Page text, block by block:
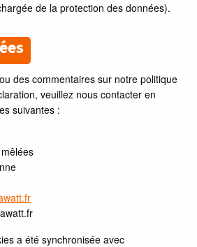
de la protection des données).
des commentaires sur notre politique
veuillez nous contacter en
suivantes :
a été synchronisée avec